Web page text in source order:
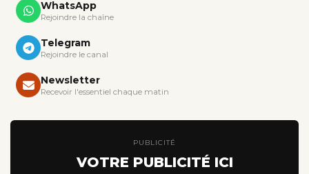
WhatsApp
Rejoindre la chaîne
Telegram
Rejoindre le canal
Newsletter
Recevoir l'essentiel chaque matin
PUBLICITÉ
VOTRE PUBLICITÉ ICI